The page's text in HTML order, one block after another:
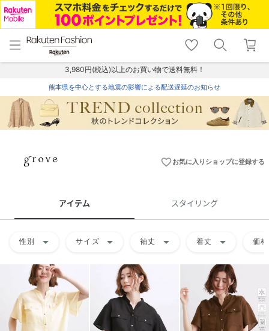
menu home
トップ
shopping_cart lock_outline
ログイン
3,980円(税込)以上のお買い物で送料無料！
熊本県を中心とする地震の影響による配送遅延のお知らせ
favorite_borderお気に入りショップに登録する
アイテム スタイリング
性別 arrow_drop_down サイズ arrow_drop_down 袖丈 arrow_drop_down 着丈 arrow_drop_down 価格